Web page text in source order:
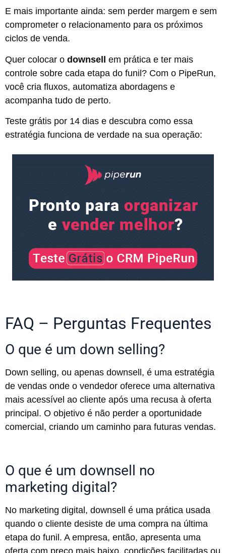
E mais importante ainda: sem perder margem e sem
comprometer o relacionamento para os próximos
ciclos de venda.
Quer colocar o downsell em prática e ter mais
controle sobre cada etapa do funil? Com o PipeRun,
você cria fluxos, automatiza abordagens e
acompanha tudo de perto.
Teste grátis por 14 dias e descubra como essa
estratégia funciona de verdade na sua operação:
FAQ – Perguntas Frequentes
O que é um down selling?
Down selling, ou apenas downsell, é uma estratégia
de vendas onde o vendedor oferece uma alternativa
mais acessível ao cliente após uma recusa à oferta
principal. O objetivo é não perder a oportunidade
comercial, criando um caminho para futuras vendas.
O que é um downsell no
marketing digital?
No marketing digital, downsell é uma prática usada
quando o cliente desiste de uma compra na última
etapa do funil. A empresa, então, apresenta uma
oferta com preço mais baixo, condições facilitadas ou